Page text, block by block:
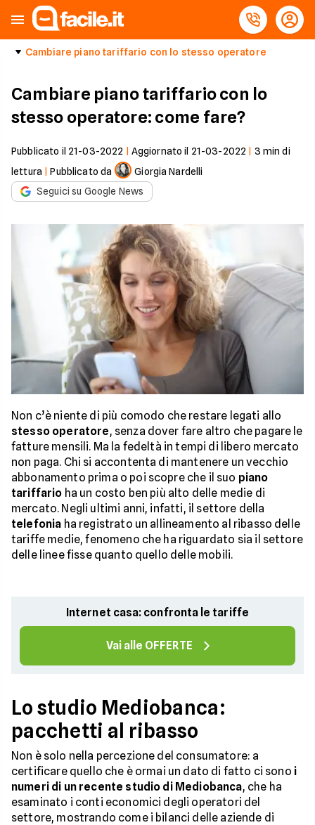
Cambiare piano tariffario con lo stesso operatore
Cambiare piano tariffario con lo
stesso operatore: come fare?
Pubblicato il 21-03-2022 Aggiornato il 21-03-2022 3 min di
lettura |Pubblicato da
Giorgia Nardelli
Seguici su Google News
Non c’è niente di più comodo che restare legati allo
stesso operatore, senza dover fare altro che pagare le
fatture mensili. Ma la fedeltà in tempi di libero mercato
non paga. Chi si accontenta di mantenere un vecchio
abbonamento prima o poi scopre che il suo piano
tariffario ha un costo ben più alto delle medie di
mercato. Negli ultimi anni, infatti, il settore della
telefonia ha registrato un allineamento al ribasso delle
tariffe medie, fenomeno che ha riguardato sia il settore
delle linee fisse quanto quello delle mobili.
Internet casa: confronta le tariffe
Vai alle OFFERTE
Lo studio Mediobanca:
pacchetti al ribasso
Non è solo nella percezione del consumatore: a
certificare quello che è ormai un dato di fatto ci sono i
numeri di un recente studio di Mediobanca, che ha
esaminato i conti economici degli operatori del
settore, mostrando come i bilanci delle aziende di